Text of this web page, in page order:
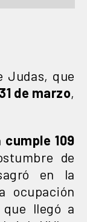
Judas, que
de marzo,
cumple 109
de
en la
ocupación
llegó a